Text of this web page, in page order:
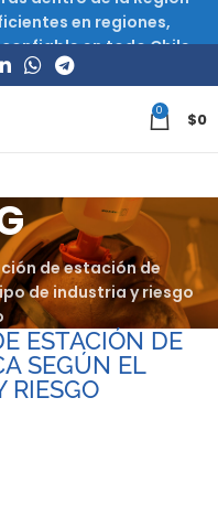
0 $0
de estación de
de industria y riesgo
ESTACIÓN DE
SEGÚN EL
RIESGO
en regiones,
en todo Chile.